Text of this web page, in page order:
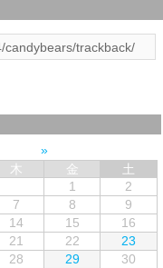
木 金
土
1
2
7 8
9
14 15
16
21 22
23
28 29
30